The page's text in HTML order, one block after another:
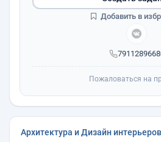
Добавить в
Пожаловаться на
Архитектура и Дизайн интерьеров